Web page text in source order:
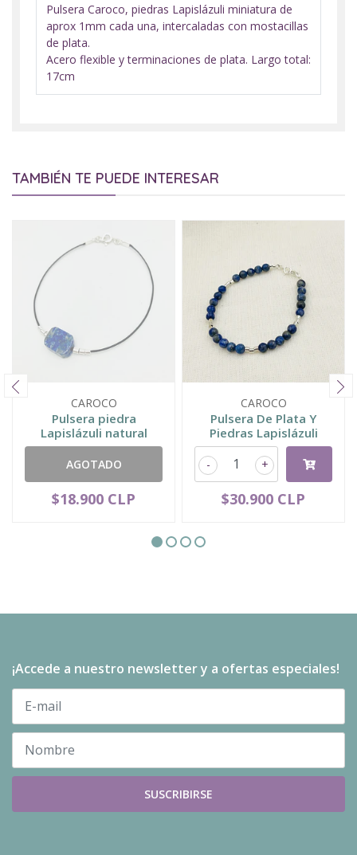
Pulsera Caroco, piedras Lapislázuli miniatura de
aprox 1mm cada una, intercaladas con mostacillas
de plata.
Acero flexible y terminaciones de plata. Largo total:
17cm
TAMBIÉN TE PUEDE INTERESAR
CAROCO
Pulsera piedra
Lapislázuli natural
AGOTADO
$18.900 CLP
CAROCO
Pulsera De Plata Y
Piedras Lapislázuli
+
-
$30.900 CLP
¡Accede a nuestro newsletter y a ofertas especiales!
SUSCRIBIRSE